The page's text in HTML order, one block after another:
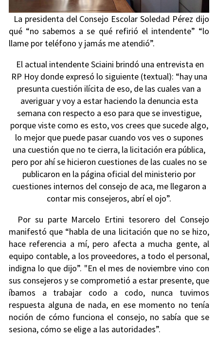
La presidenta del Consejo Escolar Soledad Pérez dijo
qué “no sabemos a se qué refirió el intendente” “lo
llame por teléfono y jamás me atendió”.
El actual intendente Sciaini brindó una entrevista en
RP Hoy donde expresó lo siguiente (textual): “hay una
presunta cuestión ilícita de eso, de las cuales van a
averiguar y voy a estar haciendo la denuncia esta
semana con respecto a eso para que se investigue,
porque viste como es esto, vos crees que sucede algo,
lo mejor que puede pasar cuando vos ves o supones
una cuestión que no te cierra, la licitación era pública,
pero por ahí se hicieron cuestiones de las cuales no se
publicaron en la página oficial del ministerio por
cuestiones internos del consejo de aca, me llegaron a
contar mis consejeros, abrí el ojo”.
Por su parte Marcelo Ertini tesorero del Consejo
manifestó que “habla de una licitación que no se hizo,
hace referencia a mí, pero afecta a mucha gente, al
equipo contable, a los proveedores, a todo el personal,
indigna lo que dijo”. "En el mes de noviembre vino con
sus consejeros y se comprometió a estar presente, que
íbamos a trabajar codo a codo, nunca tuvimos
respuesta alguna de nada, en ese momento no tenía
noción de cómo funciona el consejo, no sabía que se
sesiona, cómo se elige a las autoridades”.